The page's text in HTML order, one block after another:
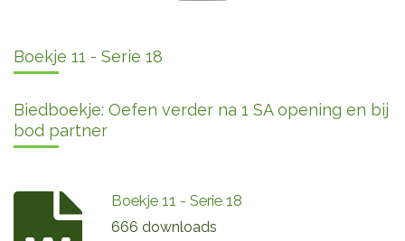
Boekje 11 - Serie 18
Biedboekje: Oefen verder na 1 SA opening en bij
bod partner
Boekje 11 - Serie 18
666 downloads